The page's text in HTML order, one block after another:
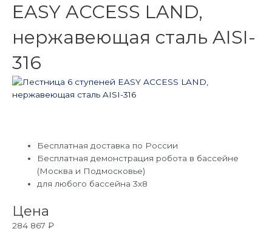
EASY ACCESS LAND,
нержавеющая сталь AISI-
316
Бесплатная доставка по России
Бесплатная демонстрация робота в бассейне
(Москва и Подмосковье)
для любого бассейна 3х8
Цена
284 867 ₽